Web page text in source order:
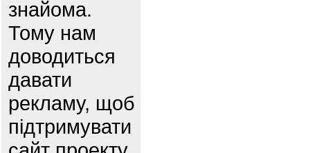
знайома.
Тому нам
доводиться
давати
рекламу, щоб
підтримувати